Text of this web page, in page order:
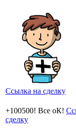
Ссылка на сделку
+100500! Все оК!
сделку